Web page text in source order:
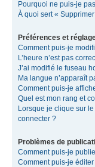
Pourquoi ne puis-je
À quoi sert «
Préférences et
Comment puis-je
L’heure n’est pas
J’ai modifié le fuseau
Ma langue n’apparaît
Comment puis-je
Quel est mon rang et
Lorsque je clique sur
connecter ?
Problèmes de
Comment puis-je
Comment puis-je